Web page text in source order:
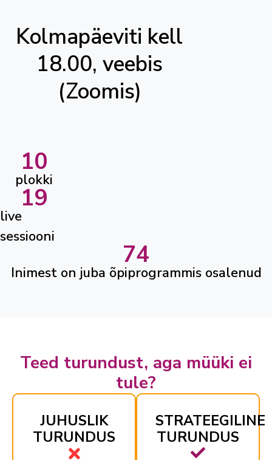
Kolmapäeviti kell
18.00, veebis
(Zoomis)
plokki
10
live
sessiooni
19
Inimest on juba õpiprogrammis osalenud
74
Teed turundust, aga müüki ei
tule?
JUHUSLIK
TURUNDUS
STRATEEGILINE
TURUNDUS